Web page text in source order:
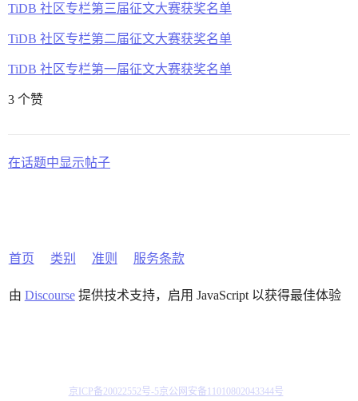
TiDB 社区专栏第三届征文大赛获奖名单
TiDB 社区专栏第二届征文大赛获奖名单
TiDB 社区专栏第一届征文大赛获奖名单
3 个赞
在话题中显示帖子
首页 类别 准则 服务条款
由 Discourse提供技术支持，启用 JavaScript 以获得最佳体验
京ICP备20022552号-5京公网安备11010802043344号